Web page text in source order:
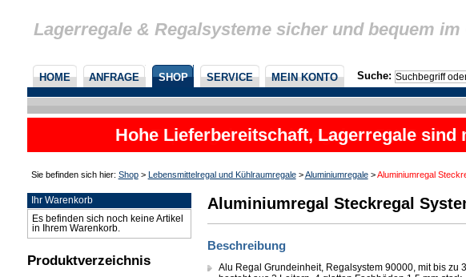
Lagerregale & Regalsysteme sicher und bequem
HOME ANFRAGE SHOP SERVICE MEIN KONTO Suche:
Hohe Lieferbereitschaft, Lagerregale
Sie befinden sich hier: Shop> Lebensmittelregal und Kühlraumregale>Aluminiumregale>Aluminiumregal
Ihr Warenkorb
Es befinden sich noch keine Artikel
in Ihrem Warenkorb.
Produktverzeichnis
Aluminiumregal Steckregal
Beschreibung
Alu Regal Grundeinheit, Regalsystem 90000, mit bis zu